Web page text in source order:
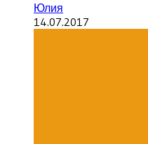
Юлия
14.07.2017